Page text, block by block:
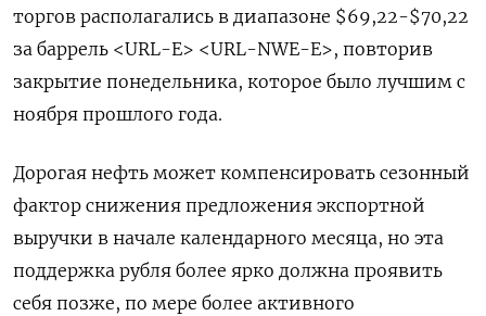
торгов располагались в диапазоне $69,22-$70,22
за баррель <URL-E> <URL-NWE-E>, повторив
закрытие понедельника, которое было лучшим с
ноября прошлого года.
Дорогая нефть может компенсировать сезонный
фактор снижения предложения экспортной
выручки в начале календарного месяца, но эта
поддержка рубля более ярко должна проявить
себя позже, по мере более активного